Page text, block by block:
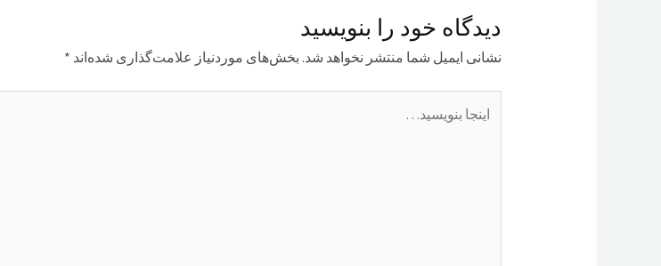
دیدگاه‌ خود را بنویسید
نشانی ایمیل شما منتشر نخواهد شد. بخش‌های موردنیاز علامت‌گذاری شده‌اند *
بنویسید…